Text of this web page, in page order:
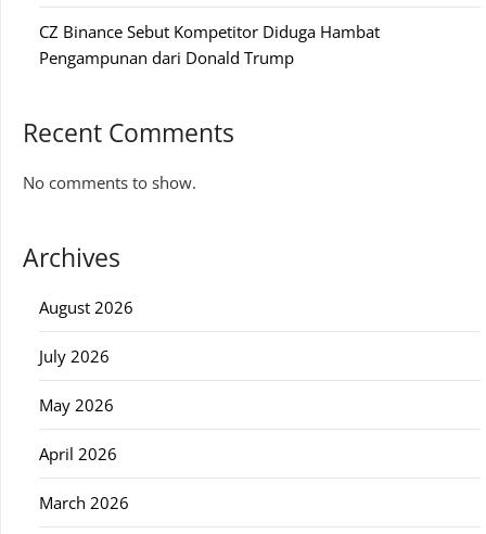
CZ Binance Sebut Kompetitor Diduga Hambat
Pengampunan dari Donald Trump
Recent Comments
No comments to show.
Archives
August 2026
July 2026
May 2026
April 2026
March 2026